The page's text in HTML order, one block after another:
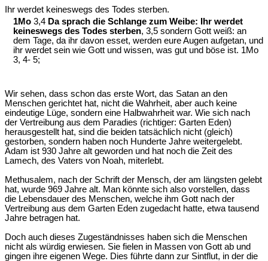
Ihr werdet keineswegs des Todes sterben.
1Mo 3,4 Da sprach die Schlange zum Weibe: Ihr werdet
keineswegs des Todes sterben, 3,5 sondern Gott weiß: an
dem Tage, da ihr davon esset, werden eure Augen aufgetan, und
ihr werdet sein wie Gott und wissen, was gut und böse ist. 1Mo
3, 4- 5;
Wir sehen, dass schon das erste Wort, das Satan an den
Menschen gerichtet hat, nicht die Wahrheit, aber auch keine
eindeutige Lüge, sondern eine Halbwahrheit war. Wie sich nach
der Vertreibung aus dem Paradies (richtiger: Garten Eden)
herausgestellt hat, sind die beiden tatsächlich nicht (gleich)
gestorben, sondern haben noch Hunderte Jahre weitergelebt.
Adam ist 930 Jahre alt geworden und hat noch die Zeit des
Lamech, des Vaters von Noah, miterlebt.
Methusalem, nach der Schrift der Mensch, der am längsten gelebt
hat, wurde 969 Jahre alt. Man könnte sich also vorstellen, dass
die Lebensdauer des Menschen, welche ihm Gott nach der
Vertreibung aus dem Garten Eden zugedacht hatte, etwa tausend
Jahre betragen hat.
Doch auch dieses Zugeständnisses haben sich die Menschen
nicht als würdig erwiesen. Sie fielen in Massen von Gott ab und
gingen ihre eigenen Wege. Dies führte dann zur Sintflut, in der die